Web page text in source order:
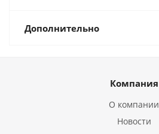
Дополнительно
Компания
О компании
Новости